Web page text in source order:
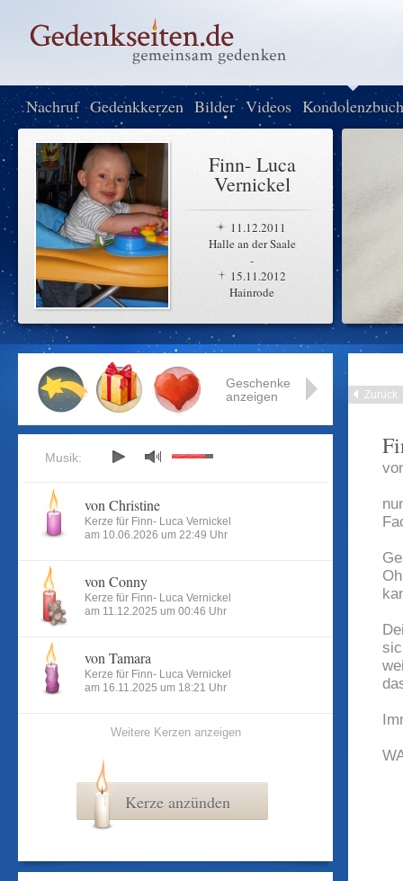
Nachruf Gedenkkerzen Bilder Videos Kondolenzbuch
Finn- Luca
Vernickel
11.12.2011
Halle an der Saale
-
15.11.2012
Hainrode
Zurück
Geschenke
anzeigen
Musik:
von Christine
Kerze für Finn- Luca Vernickel
am 10.06.2026 um 22:49 Uhr
von Conny
Kerze für Finn- Luca Vernickel
am 11.12.2025 um 00:46 Uhr
von Tamara
Kerze für Finn- Luca Vernickel
am 16.11.2025 um 18:21 Uhr
Weitere Kerzen anzeigen
Kerze anzünden